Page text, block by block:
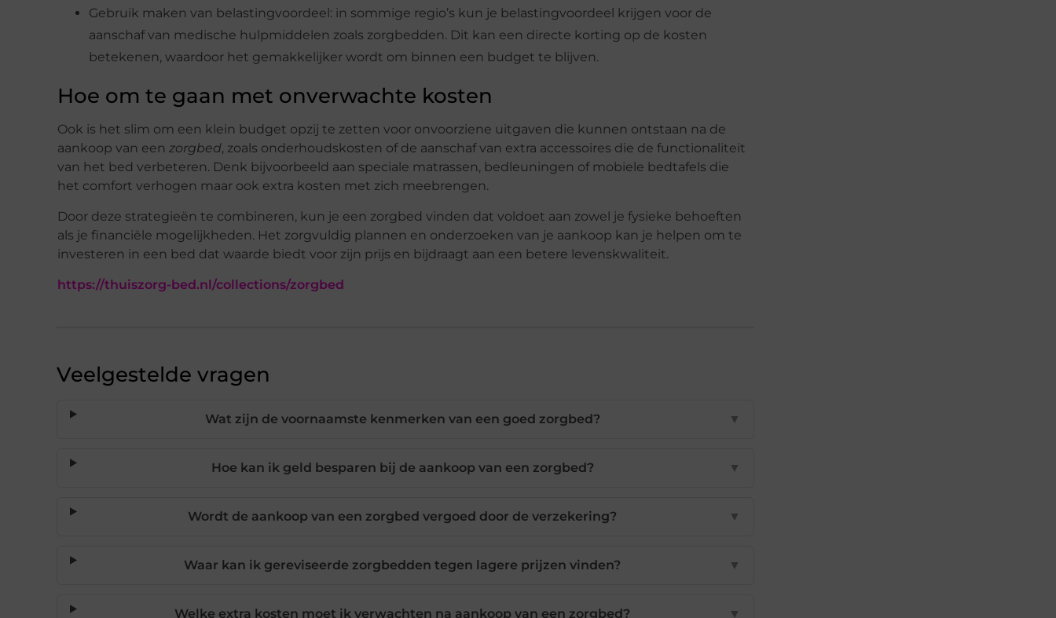
Gebruik maken van belastingvoordeel: in sommige regio’s kun je belastingvoordeel krijgen voor de
aanschaf van medische hulpmiddelen zoals zorgbedden. Dit kan een directe korting op de kosten
betekenen, waardoor het gemakkelijker wordt om binnen een budget te blijven.
Hoe om te gaan met onverwachte kosten
Ook is het slim om een klein budget opzij te zetten voor onvoorziene uitgaven die kunnen ontstaan na de
aankoop van een zorgbed, zoals onderhoudskosten of de aanschaf van extra accessoires die de functionaliteit
van het bed verbeteren. Denk bijvoorbeeld aan speciale matrassen, bedleuningen of mobiele bedtafels die
het comfort verhogen maar ook extra kosten met zich meebrengen.
Door deze strategieën te combineren, kun je een zorgbed vinden dat voldoet aan zowel je fysieke behoeften
als je financiële mogelijkheden. Het zorgvuldig plannen en onderzoeken van je aankoop kan je helpen om te
investeren in een bed dat waarde biedt voor zijn prijs en bijdraagt aan een betere levenskwaliteit.
https://thuiszorg-bed.nl/collections/zorgbed
Veelgestelde vragen
Wat zijn de voornaamste kenmerken van een goed zorgbed? ▼
Hoe kan ik geld besparen bij de aankoop van een zorgbed? ▼
Wordt de aankoop van een zorgbed vergoed door de verzekering? ▼
Waar kan ik gereviseerde zorgbedden tegen lagere prijzen vinden? ▼
Welke extra kosten moet ik verwachten na aankoop van een zorgbed? ▼